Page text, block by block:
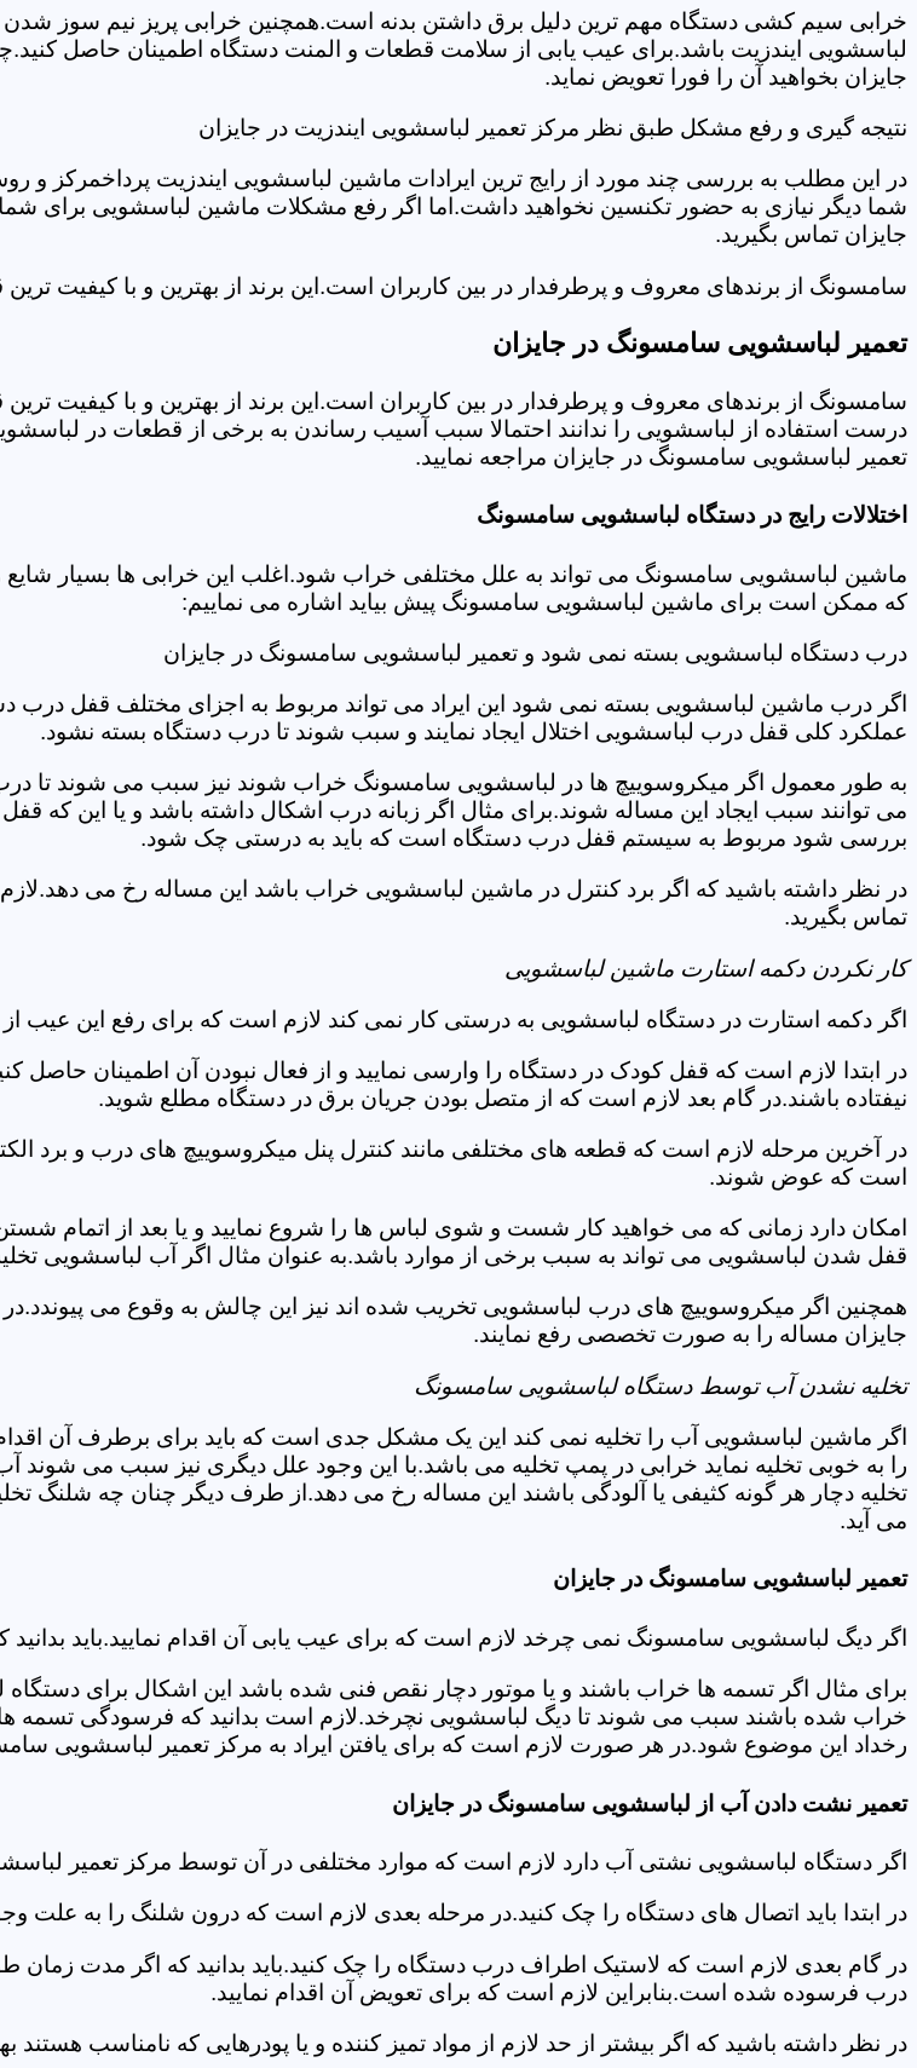
خرابی سیم کشی دستگاه مهم ترین دلیل برق داشتن بدنه است.همچنین خرابی پریز نیم سوز شدن
لباسشویی ایندزیت باشد.برای عیب یابی از سلامت قطعات و المنت دستگاه اطمینان حاصل
جایزان بخواهید آن را فورا تعویض نماید.
نتیجه گیری و رفع مشکل طبق نظر مرکز تعمیر لباسشویی ایندزیت در جایزان
در این مطلب به بررسی چند مورد از رایج ترین ایرادات ماشین لباسشویی ایندزیت پرداخمرکز و
شما دیگر نیازی به حضور تکنسین نخواهید داشت.اما اگر رفع مشکلات ماشین لباسشویی برای
جایزان تماس بگیرید.
سامسونگ از برندهای معروف و پرطرفدار در بین کاربران است.این برند از بهترین و با کیفیت
تعمیر لباسشویی سامسونگ در جایزان
سامسونگ از برندهای معروف و پرطرفدار در بین کاربران است.این برند از بهترین و با کیفیت
درست استفاده از لباسشویی را ندانند احتمالا سبب آسیب رساندن به برخی از قطعات در
تعمیر لباسشویی سامسونگ در جایزان مراجعه نمایید.
اختلالات رایج در دستگاه لباسشویی سامسونگ
ماشین لباسشویی سامسونگ می تواند به علل مختلفی خراب شود.اغلب این خرابی ها بسیار شایع
که ممکن است برای ماشین لباسشویی سامسونگ پیش بیاید اشاره می نماییم:
درب دستگاه لباسشویی بسته نمی شود و تعمیر لباسشویی سامسونگ در جایزان
اگر درب ماشین لباسشویی بسته نمی شود این ایراد می تواند مربوط به اجزای مختلف قفل درب
عملکرد کلی قفل درب لباسشویی اختلال ایجاد نمایند و سبب شوند تا درب دستگاه بسته نشود.
به طور معمول اگر میکروسوییچ ها در لباسشویی سامسونگ خراب شوند نیز سبب می شوند تا درب
می توانند سبب ایجاد این مساله شوند.برای مثال اگر زبانه درب اشکال داشته باشد و یا این که
بررسی شود مربوط به سیستم قفل درب دستگاه است که باید به درستی چک شود.
در نظر داشته باشید که اگر برد کنترل در ماشین لباسشویی خراب باشد این مساله رخ می
تماس بگیرید.
کار نکردن دکمه استارت ماشین لباسشویی
اگر دکمه استارت در دستگاه لباسشویی به درستی کار نمی کند لازم است که برای رفع این عیب
در ابتدا لازم است که قفل کودک در دستگاه را وارسی نمایید و از فعال نبودن آن اطمینان حاصل
نیفتاده باشند.در گام بعد لازم است که از متصل بودن جریان برق در دستگاه مطلع شوید.
در آخرین مرحله لازم است که قطعه های مختلفی مانند کنترل پنل میکروسوییچ های درب و برد
است که عوض شوند.
امکان دارد زمانی که می خواهید کار شست و شوی لباس ها را شروع نمایید و یا بعد از اتمام
قفل شدن لباسشویی می تواند به سبب برخی از موارد باشد.به عنوان مثال اگر آب لباسشویی
همچنین اگر میکروسوییچ های درب لباسشویی تخریب شده اند نیز این چالش به وقوع می
جایزان مساله را به صورت تخصصی رفع نمایند.
تخلیه نشدن آب توسط دستگاه لباسشویی سامسونگ
اگر ماشین لباسشویی آب را تخلیه نمی کند این یک مشکل جدی است که باید برای برطرف آن
را به خوبی تخلیه نماید خرابی در پمپ تخلیه می باشد.با این وجود علل دیگری نیز سبب می
تخلیه دچار هر گونه کثیفی یا آلودگی باشند این مساله رخ می دهد.از طرف دیگر چنان چه شلنگ
می آید.
تعمیر لباسشویی سامسونگ در جایزان
اگر دیگ لباسشویی سامسونگ نمی چرخد لازم است که برای عیب یابی آن اقدام نمایید.باید
برای مثال اگر تسمه ها خراب باشند و یا موتور دچار نقص فنی شده باشد این اشکال برای
خراب شده باشند سبب می شوند تا دیگ لباسشویی نچرخد.لازم است بدانید که فرسودگی تسمه ها
رخداد این موضوع شود.در هر صورت لازم است که برای یافتن ایراد به مرکز تعمیر لباسشویی
تعمیر نشت دادن آب از لباسشویی سامسونگ در جایزان
اگر دستگاه لباسشویی نشتی آب دارد لازم است که موارد مختلفی در آن توسط مرکز تعمیر
در ابتدا باید اتصال های دستگاه را چک کنید.در مرحله بعدی لازم است که درون شلنگ را به علت
در گام بعدی لازم است که لاستیک اطراف درب دستگاه را چک کنید.باید بدانید که اگر مدت زمان
درب فرسوده شده است.بنابراین لازم است که برای تعویض آن اقدام نمایید.
در نظر داشته باشید که اگر بیشتر از حد لازم از مواد تمیز کننده و یا پودرهایی که نامناسب